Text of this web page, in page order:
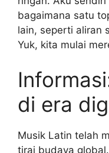
bagaimana satu
lain, seperti aliran
Yuk, kita mulai
di era
Musik Latin telah
tirai budaya